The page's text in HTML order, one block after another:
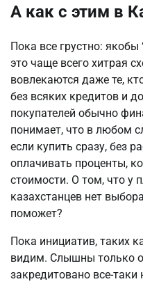
А как с этим в
Пока все грустно:
это чаще всего хитрая
вовлекаются даже те,
без всяких кредитов и
покупателей обычно
понимает, что в любом
если купить сразу, без
оплачивать проценты,
стоимости. О том, что у
казахстанцев нет
поможет?
Пока инициатив, таких
видим. Слышны только
закредитовано все-таки